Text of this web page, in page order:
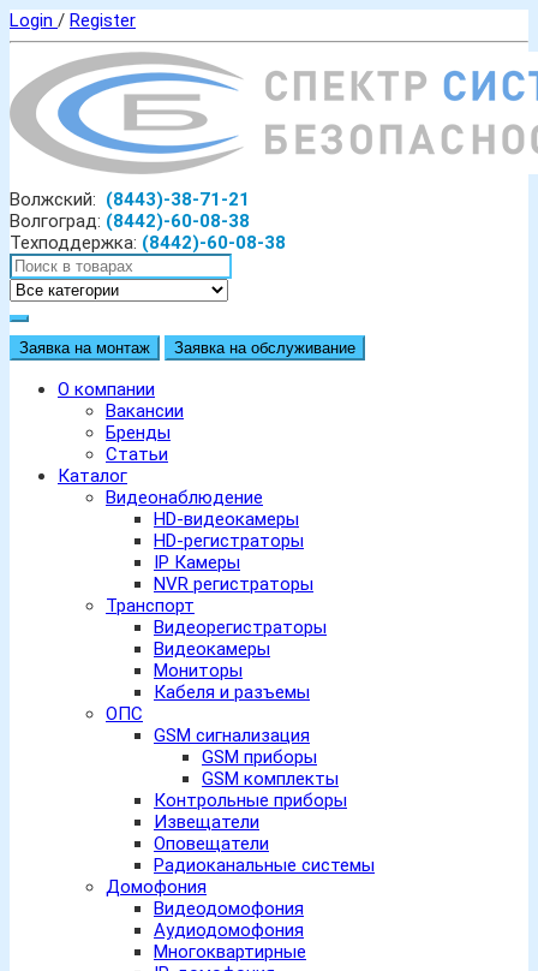
Login / Register
Волжский: (8443)-38-71-21
Волгоград: (8442)-60-08-38
Техподдержка: (8442)-60-08-38
Заявка на монтаж Заявка на обслуживание
О компании
Вакансии
Бренды
Статьи
Каталог
Видеонаблюдение
HD-видеокамеры
HD-регистраторы
IP Камеры
NVR регистраторы
Транспорт
Видеорегистраторы
Видеокамеры
Мониторы
Кабеля и разъемы
ОПС
GSM сигнализация
GSM приборы
GSM комплекты
Контрольные приборы
Извещатели
Оповещатели
Радиоканальные системы
Домофония
Видеодомофония
Аудиодомофония
Многоквартирные